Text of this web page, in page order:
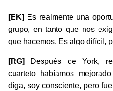
[EK] Es realmente una
grupo, en tanto que nos
que hacemos. Es algo difícil,
[RG]
Después de York,
cuarteto habíamos
diga, soy consciente, pero